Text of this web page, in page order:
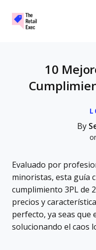
10
By
Evaluado por
minoristas, esta guía
cumplimiento 3PL de
precios y
perfecto, ya seas que
solucionando el caos